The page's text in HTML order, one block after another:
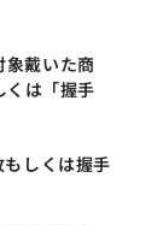
戴いた商
くは「握手
しくは握手